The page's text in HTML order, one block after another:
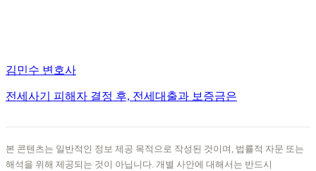
김민수 변호사
전세사기 피해자 결정 후, 전세대출과 보증금은
본 콘텐츠는 일반적인 정보 제공 목적으로 작성된 것이며, 법률적 자문 또는
해석을 위해 제공되는 것이 아닙니다. 개별 사안에 대해서는 반드시